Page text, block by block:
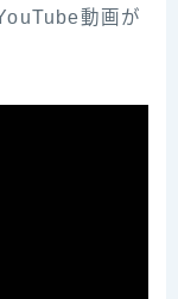
動画が